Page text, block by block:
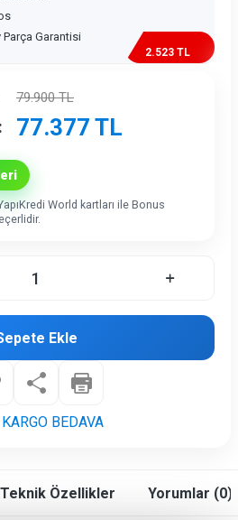
Parça Garantisi
2.523 TL
79.900TL
: 77.377 TL
World kartları ile Bonus
Ekle
KARGO BEDAVA
Teknik Özellikler Yorumlar (0)